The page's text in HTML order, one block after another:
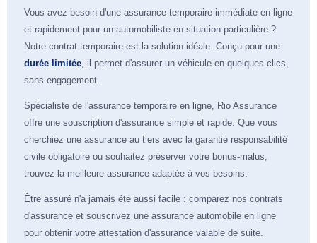
Vous avez besoin d'une assurance temporaire immédiate en ligne
et rapidement pour un automobiliste en situation particulière ?
Notre contrat temporaire est la solution idéale. Conçu pour une
durée limitée , il permet d'assurer un véhicule en quelques clics,
sans engagement.
Spécialiste de l'assurance temporaire en ligne, Rio Assurance
offre une souscription d'assurance simple et rapide. Que vous
cherchiez une assurance au tiers avec la garantie responsabilité
civile obligatoire ou souhaitez préserver votre bonus-malus,
trouvez la meilleure assurance adaptée à vos besoins.
Être assuré n'a jamais été aussi facile : comparez nos contrats
d'assurance et souscrivez une assurance automobile en ligne
pour obtenir votre attestation d'assurance valable de suite.